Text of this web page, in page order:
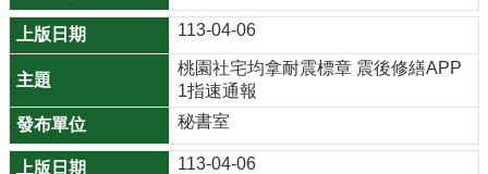
E
n
g
l
i
s
113-04-06
桃園社宅均拿耐震標章 震後修繕APP
1指速通報
秘書室
113-04-06